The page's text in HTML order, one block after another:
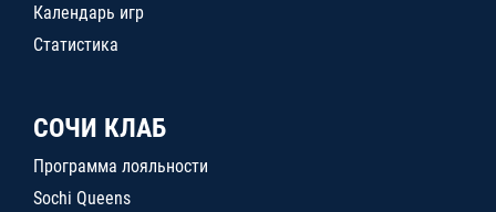
Календарь игр
Статистика
СОЧИ КЛАБ
Программа лояльности
Sochi Queens